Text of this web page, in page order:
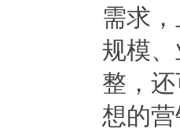
需求
规模
整，
想的营